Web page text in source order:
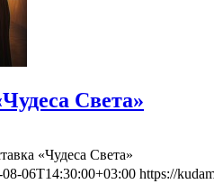
Света»
«Чудеса Света»
08-06T14:30:00+03:00 https://